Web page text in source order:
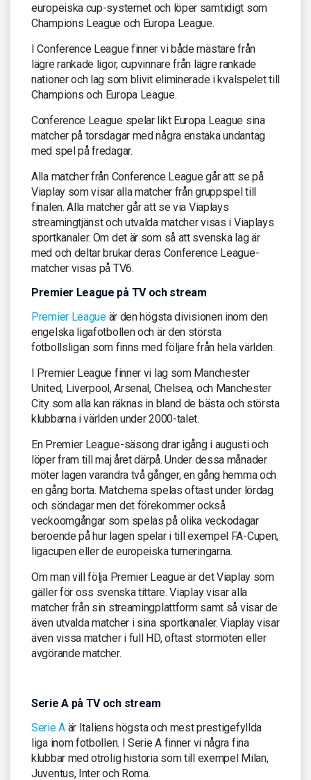
europeiska cup-systemet och löper samtidigt som
Champions League och Europa League.
I Conference League finner vi både mästare från
lägre rankade ligor, cupvinnare från lägre rankade
nationer och lag som blivit eliminerade i kvalspelet till
Champions och Europa League.
Conference League spelar likt Europa League sina
matcher på torsdagar med några enstaka undantag
med spel på fredagar.
Alla matcher från Conference League går att se på
Viaplay som visar alla matcher från gruppspel till
finalen. Alla matcher går att se via Viaplays
streamingtjänst och utvalda matcher visas i Viaplays
sportkanaler. Om det är som så att svenska lag är
med och deltar brukar deras Conference League-
matcher visas på TV6.
Premier League på TV och stream
Premier Leagueär den högsta divisionen inom den
engelska ligafotbollen och är den största
fotbollsligan som finns med följare från hela världen.
I Premier League finner vi lag som Manchester
United, Liverpool, Arsenal, Chelsea, och Manchester
City som alla kan räknas in bland de bästa och största
klubbarna i världen under 2000-talet.
En Premier League-säsong drar igång i augusti och
löper fram till maj året därpå. Under dessa månader
möter lagen varandra två gånger, en gång hemma och
en gång borta. Matcherna spelas oftast under lördag
och söndagar men det förekommer också
veckoomgångar som spelas på olika veckodagar
beroende på hur lagen spelar i till exempel FA-Cupen,
ligacupen eller de europeiska turneringarna.
Om man vill följa Premier League är det Viaplay som
gäller för oss svenska tittare. Viaplay visar alla
matcher från sin streamingplattform samt så visar de
även utvalda matcher i sina sportkanaler. Viaplay visar
även vissa matcher i full HD, oftast stormöten eller
avgörande matcher.
Serie A på TV och stream
Serie Aär Italiens högsta och mest prestigefyllda
liga inom fotbollen. I Serie A finner vi några fina
klubbar med otrolig historia som till exempel Milan,
Juventus, Inter och Roma.